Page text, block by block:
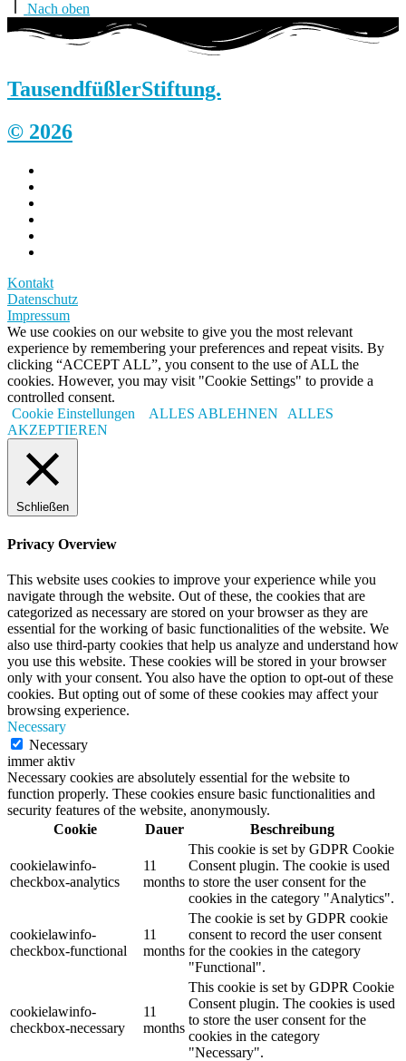
Nach oben
TausendfüßlerStiftung.
© 2026
Kontakt
Datenschutz
Impressum
We use cookies on our website to give you the most relevant
experience by remembering your preferences and repeat visits. By
clicking “ACCEPT ALL”, you consent to the use of ALL the
cookies. However, you may visit "Cookie Settings" to provide a
controlled consent.
Cookie Einstellungen
ALLES ABLEHNEN
ALLES
AKZEPTIEREN
Schließen
Privacy Overview
This website uses cookies to improve your experience while you
navigate through the website. Out of these, the cookies that are
categorized as necessary are stored on your browser as they are
essential for the working of basic functionalities of the website. We
also use third-party cookies that help us analyze and understand how
you use this website. These cookies will be stored in your browser
only with your consent. You also have the option to opt-out of these
cookies. But opting out of some of these cookies may affect your
browsing experience.
Necessary
Necessary
immer aktiv
Necessary cookies are absolutely essential for the website to
function properly. These cookies ensure basic functionalities and
security features of the website, anonymously.
Cookie
Dauer Beschreibung
cookielawinfo-
checkbox-analytics
11
months
This cookie is set by GDPR Cookie
Consent plugin. The cookie is used
to store the user consent for the
cookies in the category "Analytics".
cookielawinfo-
checkbox-functional
11
months
The cookie is set by GDPR cookie
consent to record the user consent
for the cookies in the category
"Functional".
cookielawinfo-
checkbox-necessary
11
months
This cookie is set by GDPR Cookie
Consent plugin. The cookies is used
to store the user consent for the
cookies in the category
"Necessary".